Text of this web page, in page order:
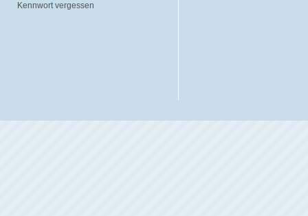
Kennwort vergessen